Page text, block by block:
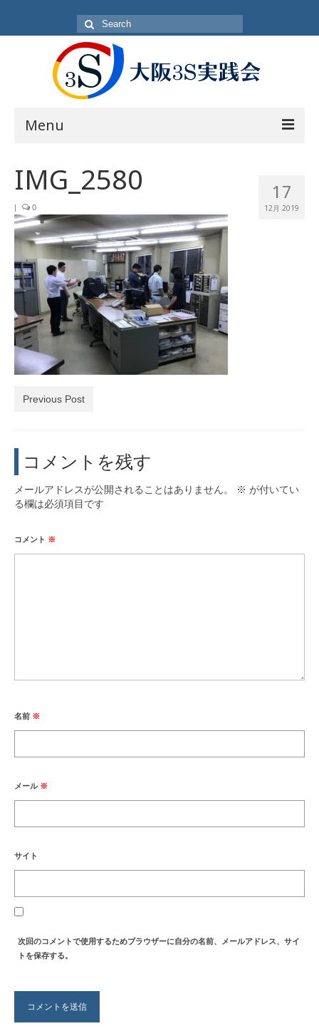
Search
for:
Menu
方針・概要
活動内容
活動日
入会方法
会員一覧
活動実績
お問い合わせ・入会
17
12月 2019
IMG_2580
| 0
Previous Post
コメントを残す
メールアドレスが公開されることはありません。 ※ が付いてい
る欄は必須項目です
コメント ※
名前 ※
メール ※
サイト
次回のコメントで使用するためブラウザーに自分の名前、メールアドレス、サイ
トを保存する。